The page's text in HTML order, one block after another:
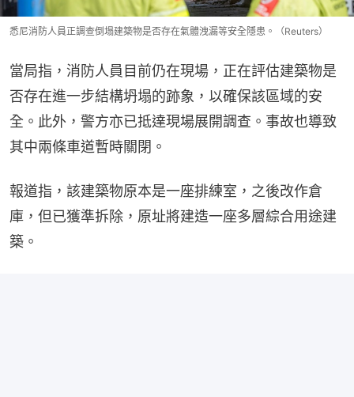
悉尼消防人員正調查倒塌建築物是否存在氣體洩漏等安全隱患。（Reuters）
當局指，消防人員目前仍在現場，正在評估建築物是
否存在進一步結構坍塌的跡象，以確保該區域的安
全。此外，警方亦已抵達現場展開調查。事故也導致
其中兩條車道暫時關閉。
報道指，該建築物原本是一座排練室，之後改作倉
庫，但已獲準拆除，原址將建造一座多層綜合用途建
築。